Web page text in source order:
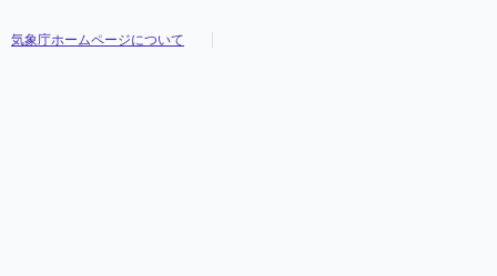
気象庁ホームページについて